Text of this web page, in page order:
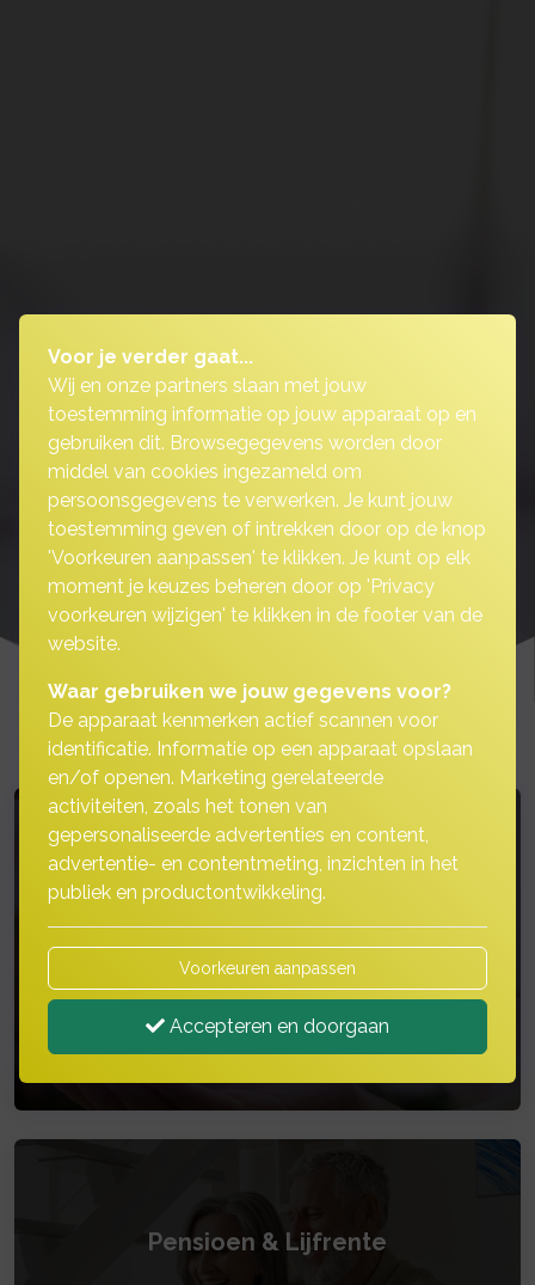
Hypotheek rekenmodulen
Maximale hypotheek en 2 andere
rekenmodulen
Pensioen & Lijfrente
Voor je verder gaat...
Wij en onze partners slaan met jouw
toestemming informatie op jouw apparaat op en
gebruiken dit. Browsegegevens worden door
middel van cookies ingezameld om
persoonsgegevens te verwerken. Je kunt jouw
toestemming geven of intrekken door op de knop
'Voorkeuren aanpassen' te klikken. Je kunt op elk
moment je keuzes beheren door op 'Privacy
voorkeuren wijzigen' te klikken in de footer van de
website.
Waar gebruiken we jouw gegevens voor?
De apparaat kenmerken actief scannen voor
identificatie. Informatie op een apparaat opslaan
en/of openen. Marketing gerelateerde
activiteiten, zoals het tonen van
gepersonaliseerde advertenties en content,
advertentie- en contentmeting, inzichten in het
publiek en productontwikkeling.
Voorkeuren aanpassen
Accepteren en doorgaan